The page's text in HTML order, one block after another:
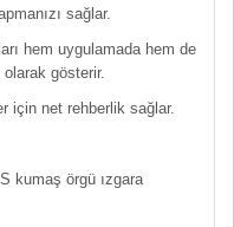
sağlar.
hem uygulamada hem de
gösterir.
için net rehberlik sağlar.
kumaş örgü ızgara